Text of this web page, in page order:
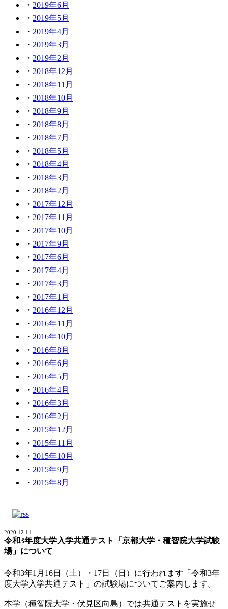
2019年6月
2019年5月
2019年4月
2019年3月
2019年2月
2018年12月
2018年11月
2018年10月
2018年9月
2018年8月
2018年7月
2018年5月
2018年4月
2018年3月
2018年2月
2017年12月
2017年11月
2017年10月
2017年9月
2017年6月
2017年4月
2017年3月
2017年1月
2016年12月
2016年11月
2016年10月
2016年8月
2016年6月
2016年5月
2016年4月
2016年3月
2016年2月
2015年12月
2015年11月
2015年10月
2015年9月
2015年8月
2020.12.11
令和3年度大学入学共通テスト「京都大学・種智院大学試験
場」について
令和3年1月16日（土）・17日（日）に行われます「令和3年
度大学入学共通テスト」の試験場についてご案内します。
本学（種智院大学・伏見区向島）では共通テストを実施せ